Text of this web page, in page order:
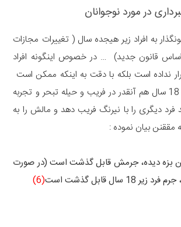
در مورد نوجوانان
به افراد زیر هیجده سال ( تغییرات مجازات
اساس قانون جدید) … در خصوص اینگونه افراد
نداده است بلکه با دقت به اینکه ممکن است
فردی با سن کمتر از 18 سال هم آنقدر در فریب و حیله تبحر و تجربه
فرد دیگری را با نیرنگ فریب دهد و مالش را به
مققنن بیان نموده :
بزه دیده، جرمش قابل گذشت است (در صورت
سال قابل گذشت است
(6)